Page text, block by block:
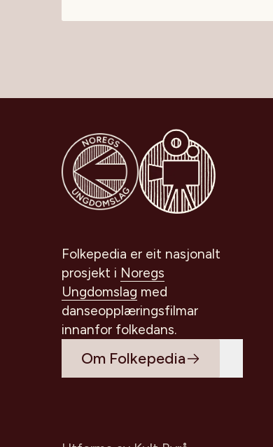
Gå til Noregs Ungdomslag
Folkepedia er eit nasjonalt
prosjekt i Noregs
Ungdomslag med
danseopplæringsfilmar
innanfor folkedans.
Om Folkepedia